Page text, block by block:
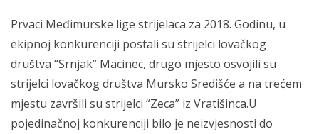
Prvaci Međimurske lige strijelaca za 2018. Godinu, u
ekipnoj konkurenciji postali su strijelci lovačkog
društva “Srnjak” Macinec, drugo mjesto osvojili su
strijelci lovačkog društva Mursko Središće a na trećem
mjestu završili su strijelci “Zeca” iz Vratišinca.U
pojedinačnoj konkurenciji bilo je neizvjesnosti do